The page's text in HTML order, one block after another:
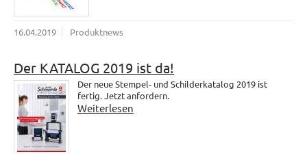
16.04.2019 Produktnews
Der KATALOG 2019 ist da!
Der neue Stempel- und Schilderkatalog 2019 ist
fertig. Jetzt anfordern.
Weiterlesen